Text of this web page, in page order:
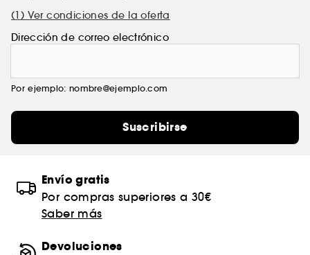
(1) Ver condiciones de la oferta
Dirección de correo electrónico
Por ejemplo: nombre@ejemplo.com
Suscribirse
Envío gratis
Por compras superiores a 30€
Saber más
Devoluciones